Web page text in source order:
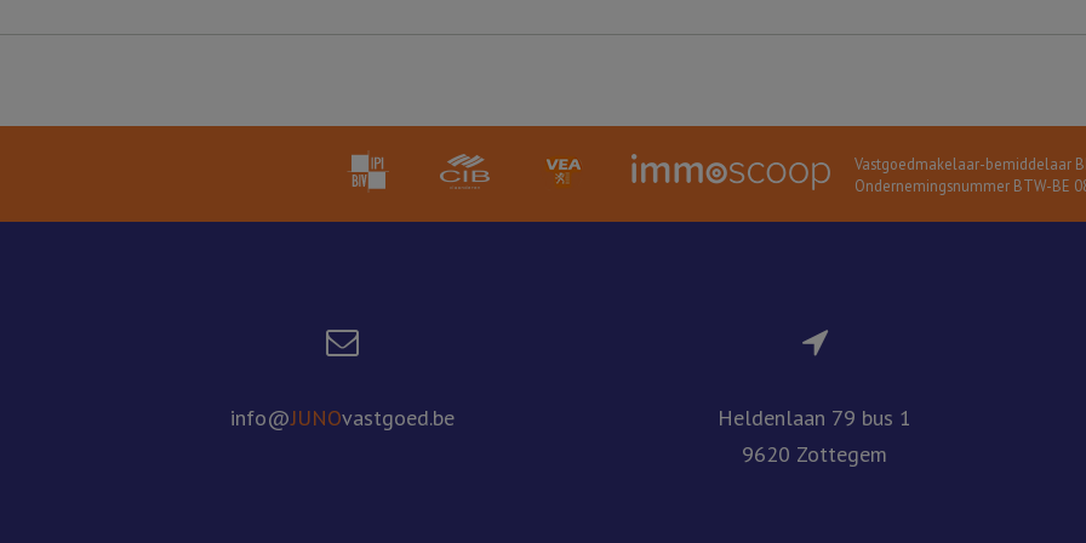
Vastgoedmakelaar-bemiddelaar
Ondernemingsnummer BTW-BE
info@JUNOvastgoed.be
Heldenlaan 79 bus 1
9620 Zottegem